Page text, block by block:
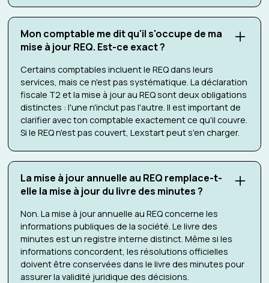
Mon comptable me dit qu'il s'occupe de ma
mise à jour REQ. Est-ce exact ?
Certains comptables incluent le REQ dans leurs
services, mais ce n'est pas systématique. La déclaration
fiscale T2 et la mise à jour au REQ sont deux obligations
distinctes : l'une n'inclut pas l'autre. Il est important de
clarifier avec ton comptable exactement ce qu'il couvre.
Si le REQ n'est pas couvert, Lexstart peut s'en charger.
La mise à jour annuelle au REQ remplace-t-
elle la mise à jour du livre des minutes ?
Non. La mise à jour annuelle au REQ concerne les
informations publiques de la société. Le livre des
minutes est un registre interne distinct. Même si les
informations concordent, les résolutions officielles
doivent être conservées dans le livre des minutes pour
assurer la validité juridique des décisions.